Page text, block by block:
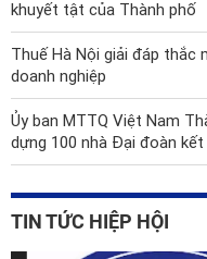
khuyết tật của Thành phố
Thuế Hà Nội giải đáp thắc
doanh nghiệp
Ủy ban MTTQ Việt Nam
dựng 100 nhà Đại đoàn kết
TIN TỨC HIỆP HỘI